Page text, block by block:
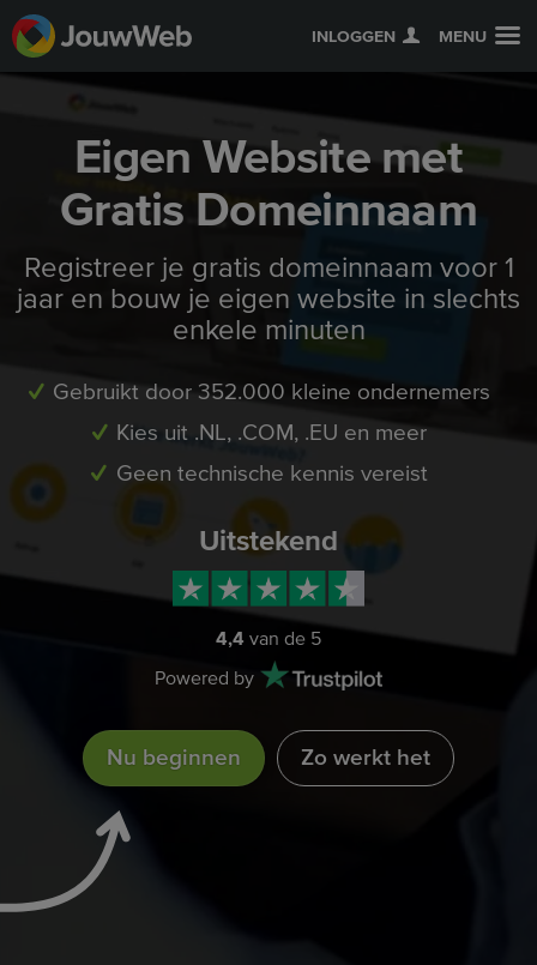
INLOGGEN MENU
Eigen Website met
Gratis Domeinnaam
Registreer je gratis domeinnaam voor 1
jaar en bouw je eigen website in slechts
enkele minuten
Gebruikt door 352.000 kleine ondernemers
Kies uit .NL, .COM, .EU en meer
Geen technische kennis vereist
Uitstekend
4,4 van de 5
Powered by
Nu beginnen Zo werkt het